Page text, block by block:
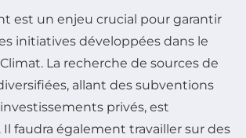
est un enjeu crucial pour garantir
initiatives développées dans le
La recherche de sources de
allant des subventions
privés, est
Il faudra également travailler sur des